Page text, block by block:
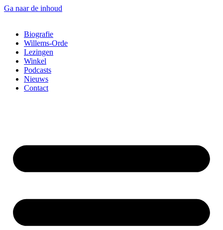
Ga naar de inhoud
Biografie
Willems-Orde
Lezingen
Winkel
Podcasts
Nieuws
Contact